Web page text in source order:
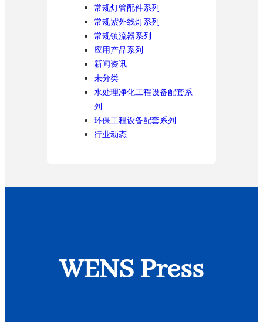
常规灯管配件系列
常规紫外线灯系列
常规镇流器系列
应用产品系列
新闻资讯
未分类
水处理净化工程设备配套系
列
环保工程设备配套系列
行业动态
WENS Press